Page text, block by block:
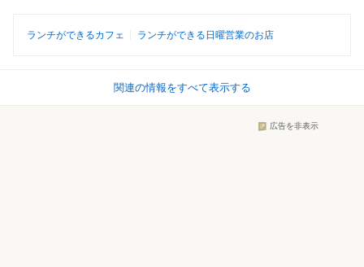
ランチができるカフェ ランチができる日曜営業のお店
関連の情報をすべて表示する
広告を非表示